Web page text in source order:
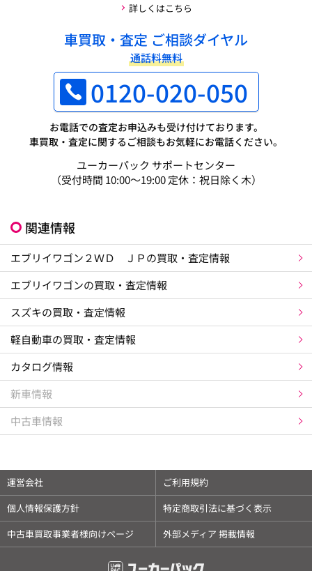
詳しくはこちら
車買取・査定 ご相談ダイヤル
通話料無料
0120-020-050
お電話での査定お申込みも受け付けております。
車買取・査定に関するご相談もお気軽にお電話ください。
ユーカーパック サポートセンター
（受付時間 10:00～19:00 定休：祝日除く木）
関連情報
エブリイワゴン２ＷＤ ＪＰの買取・査定情報
エブリイワゴンの買取・査定情報
スズキの買取・査定情報
軽自動車の買取・査定情報
カタログ情報
新車情報
中古車情報
運営会社
ご利用規約
個人情報保護方針
特定商取引法に基づく表示
中古車買取事業者様向けページ
外部メディア 掲載情報